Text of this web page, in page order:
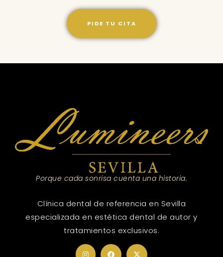
PIDE TU CITA
Porque cada sonrisa cuenta una historia.
Clínica dental de referencia en Sevilla
especializada en estética dental de autor y
tratamientos exclusivos.